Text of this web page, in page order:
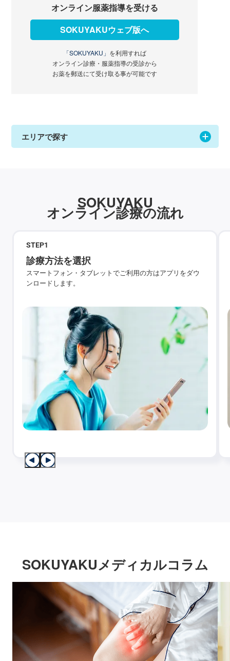
オンライン服薬指導を受ける
SOKUYAKUウェブ版へ
「SOKUYAKU」 を利用すれば
オンライン診療・服薬指導の受診から
お薬を郵送にて受け取る事が可能です
エリアで探す
SOKUYAKU
オンライン診療の流れ
STEP1
診療方法を選択
スマートフォン・タブレットでご利用の方はアプリをダウ
ンロードします。
SOKUYAKUメディカルコラム